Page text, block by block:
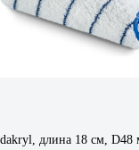
длина 18 см, D48